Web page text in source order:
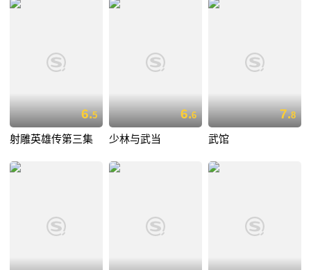
6.5
射雕英雄传第三集
6.6
少林与武当
7.8
武馆